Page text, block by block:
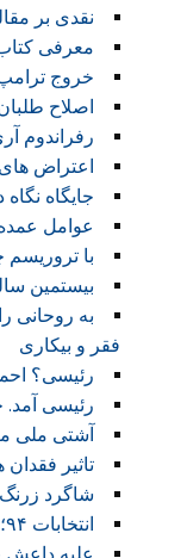
نقدی بر
معرفی
خروج
اصلاح
رفراندوم
اعتراض
جایگاه نگاه
عوامل
با تروریسم
بیستمین
به روحانی
فقر و بیکاری
رئیسی؟
رئیسی آمد.
آشتی ملی
تاثیر
شاگرد زرنگ
انتخابات ۹۴؛ فراتر از “نه” به تندروها